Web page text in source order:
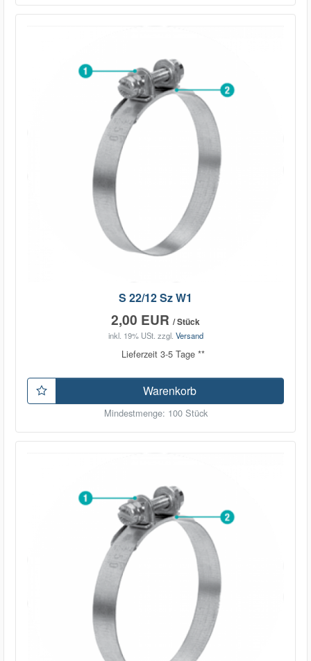
S 22/12 Sz W1
2,00 EUR / Stück
inkl. 19% USt. zzgl. Versand
Lieferzeit 3-5 Tage **
Warenkorb
Mindestmenge: 100 Stück